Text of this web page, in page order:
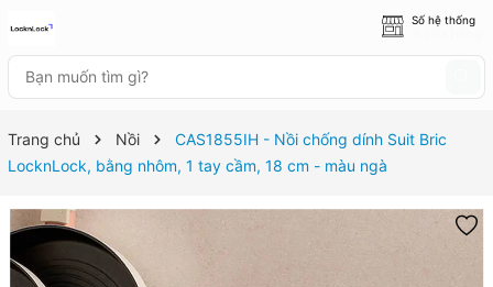
Số hệ thống
Trang chủ Nồi
CAS1855IH - Nồi chống dính Suit Bric
LocknLock, bằng nhôm, 1 tay cầm, 18 cm - màu ngà